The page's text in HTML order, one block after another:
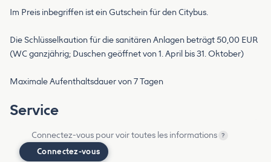
Im Preis inbegriffen ist ein Gutschein für den Citybus.
Die Schlüsselkaution für die sanitären Anlagen beträgt 50,00 EUR
(WC ganzjährig; Duschen geöffnet von 1. April bis 31. Oktober)
Maximale Aufenthaltsdauer von 7 Tagen
Service
Connectez-vous pour voir toutes les informations ?
Connectez-vous